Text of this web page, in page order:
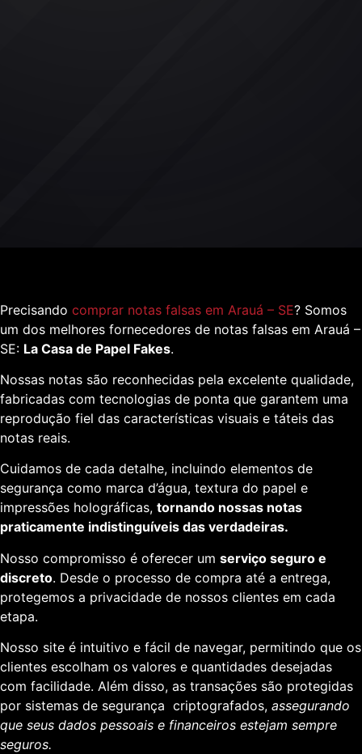
Precisando comprar notas falsas em Arauá – SE? Somos
um dos melhores fornecedores de notas falsas em Arauá –
SE: La Casa de Papel Fakes.
Nossas notas são reconhecidas pela excelente qualidade,
fabricadas com tecnologias de ponta que garantem uma
reprodução fiel das características visuais e táteis das
notas reais.
Cuidamos de cada detalhe, incluindo elementos de
segurança como marca d’água, textura do papel e
impressões holográficas, tornando nossas notas
praticamente indistinguíveis das verdadeiras.
Nosso compromisso é oferecer um serviço seguro e
discreto. Desde o processo de compra até a entrega,
protegemos a privacidade de nossos clientes em cada
etapa.
Nosso site é intuitivo e fácil de navegar, permitindo que os
clientes escolham os valores e quantidades desejadas
com facilidade. Além disso, as transações são protegidas
por sistemas de segurança criptografados, assegurando
que seus dados pessoais e financeiros estejam sempre
seguros.